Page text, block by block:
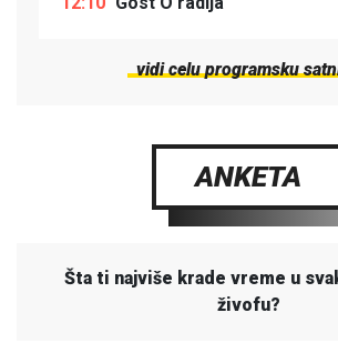
vidi celu programsku
ANKETA
Šta ti najviše krade vreme u
živofu?